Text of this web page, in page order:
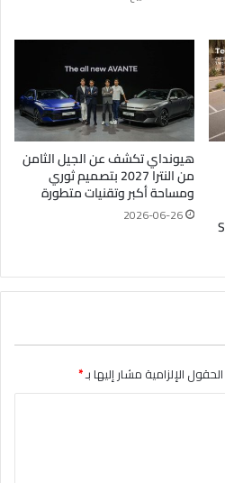
هيونداي تكشف عن الجيل الثامن
من النترا 2027 بتصميم ثوري
ومساحة أكبر وتقنيات متطورة
2026-06-26
الحقول الإلزامية مشار إليها بـ*